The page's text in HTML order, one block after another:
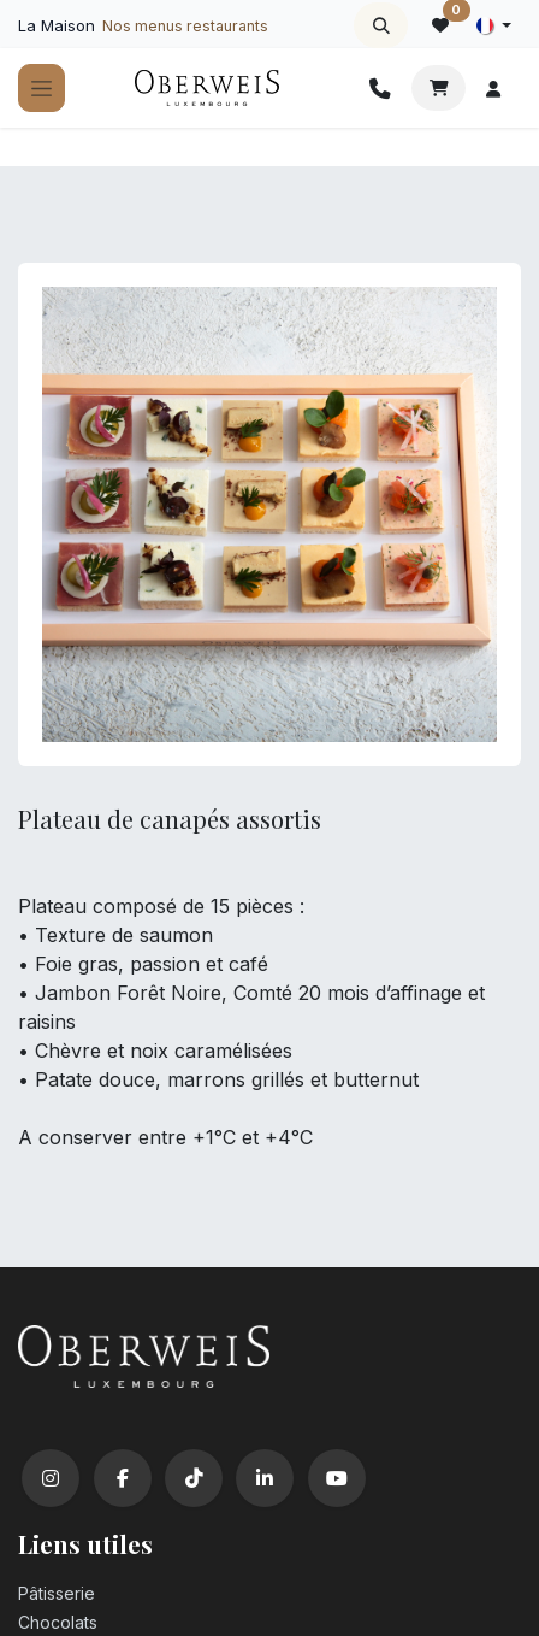
La Maison Nos menus restaurants
0
Plateau de canapés assortis
Plateau composé de 15 pièces :
• Texture de saumon
• Foie gras, passion et café
• Jambon Forêt Noire, Comté 20 mois d’affinage et
raisins
• Chèvre et noix caramélisées
• Patate douce, marrons grillés et butternut
A conserver entre +1°C et +4°C
Liens utiles
Pâtisserie
Chocolats